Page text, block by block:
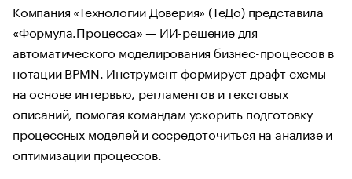
Компания «Технологии Доверия» (ТеДо) представила
«Формула.Процесса» — ИИ-решение для
автоматического моделирования бизнес-процессов в
нотации BPMN. Инструмент формирует драфт схемы
на основе интервью, регламентов и текстовых
описаний, помогая командам ускорить подготовку
процессных моделей и сосредоточиться на анализе и
оптимизации процессов.